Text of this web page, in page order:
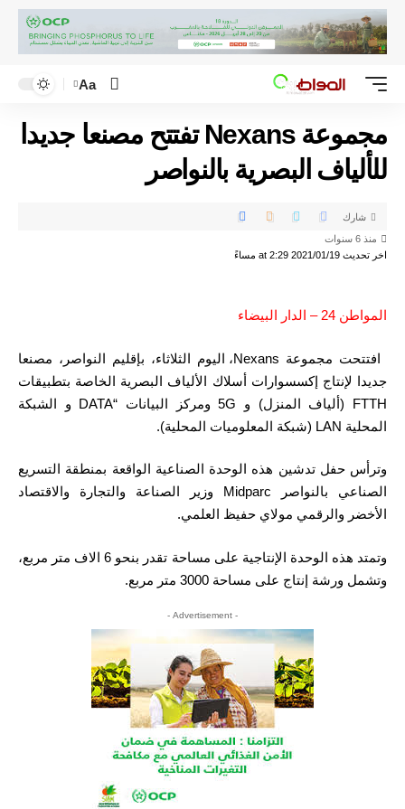
Aa
مجموعة Nexans تفتتح مصنعا جديدا
للألياف البصرية بالنواصر
اخر تحديث 2021/01/19 at 2:29 مساءً
منذ 6 سنوات
شارك
المواطن 24 – الدار البيضاء
افتتحت مجموعة Nexans، اليوم الثلاثاء، بإقليم النواصر، مصنعا
جديدا لإنتاج إكسسوارات أسلاك الألياف البصرية الخاصة بتطبيقات
FTTH (ألياف المنزل) و 5G ومركز البيانات “DATA و الشبكة
المحلية LAN (شبكة المعلوميات المحلية).
وترأس حفل تدشين هذه الوحدة الصناعية الواقعة بمنطقة التسريع
الصناعي بالنواصر Midparc وزير الصناعة والتجارة والاقتصاد
الأخضر والرقمي مولاي حفيظ العلمي.
وتمتد هذه الوحدة الإنتاجية على مساحة تقدر بنحو 6 الاف متر مربع،
وتشمل ورشة إنتاج على مساحة 3000 متر مربع.
- Advertisement -